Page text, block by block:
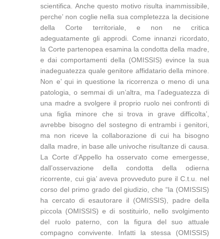
scientifica. Anche questo motivo risulta inammissibile,
perche’ non coglie nella sua completezza la decisione
della Corte territoriale, e non ne critica
adeguatamente gli approdi. Come innanzi ricordato,
la Corte partenopea esamina la condotta della madre,
e dai comportamenti della (OMISSIS) evince la sua
inadeguatezza quale genitore affidatario della minore.
Non e’ qui in questione la ricorrenza o meno di una
patologia, o semmai di un’altra, ma l’adeguatezza di
una madre a svolgere il proprio ruolo nei confronti di
una figlia minore che si trova in grave difficolta’,
avrebbe bisogno del sostegno di entrambi i genitori,
ma non riceve la collaborazione di cui ha bisogno
dalla madre, in base alle univoche risultanze di causa.
La Corte d’Appello ha osservato come emergesse,
dall’osservazione della condotta della odierna
ricorrente, cui gia’ aveva provveduto pure il C.t.u. nel
corso del primo grado del giudizio, che “la (OMISSIS)
ha cercato di esautorare il (OMISSIS), padre della
piccola (OMISSIS) e di sostituirlo, nello svolgimento
del ruolo paterno, con la figura del suo attuale
compagno convivente. Infatti la stessa (OMISSIS)